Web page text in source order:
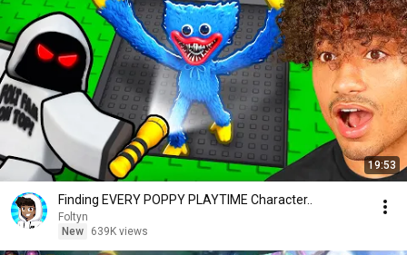
19:53
Finding EVERY POPPY PLAYTIME Character..
Foltyn
New
639K views